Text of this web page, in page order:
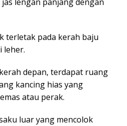
terletak pada kerah baju
leher.
depan, terdapat ruang
kancing hias yang
atau perak.
luar yang mencolok